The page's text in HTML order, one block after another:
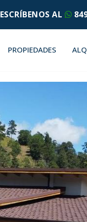
ESCRÍBENOS AL
PROPIEDADES